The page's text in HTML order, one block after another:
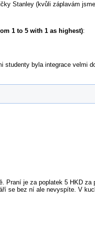
Stanley (kvůli záplavám
1 to 5 with 1 as highest):
studenty byla integrace velmi
Praní je za poplatek 5 HKD za
se bez ní ale nevyspíte. V